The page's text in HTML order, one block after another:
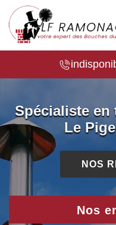
Spécialiste en
Le
NOS
Nos